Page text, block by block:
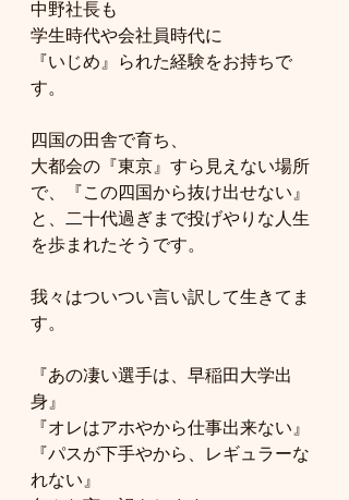
中野社長も
学生時代や会社員時代に
『いじめ』られた経験をお持ちで
す。
四国の田舎で育ち、
大都会の『東京』すら見えない場所
で、『この四国から抜け出せない』
と、二十代過ぎまで投げやりな人生
を歩まれたそうです。
我々はついつい言い訳して生きてま
す。
『あの凄い選手は、早稲田大学出
身』
『オレはアホやから仕事出来ない』
『パスが下手やから、レギュラーな
れない』